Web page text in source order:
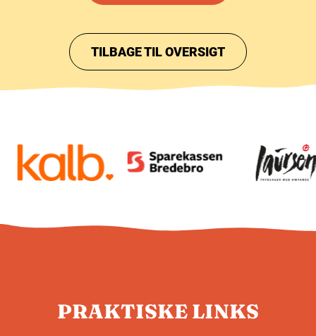
TILBAGE TIL OVERSIGT
PRAKTISKE LINKS